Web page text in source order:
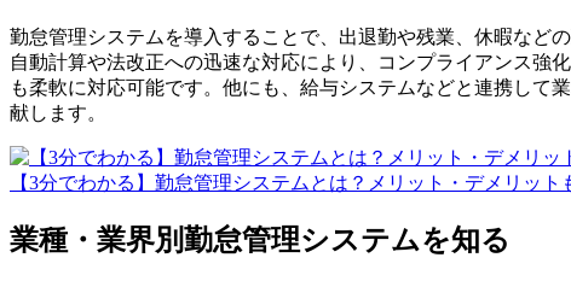
勤怠管理システムを導入することで、出退勤や残業、休暇など
自動計算や法改正への迅速な対応により、コンプライアンス強
も柔軟に対応可能です。他にも、給与システムなどと連携して
献します。
【3分でわかる】勤怠管理システムとは？メリット・デメリット
業種・業界別勤怠管理システムを知る